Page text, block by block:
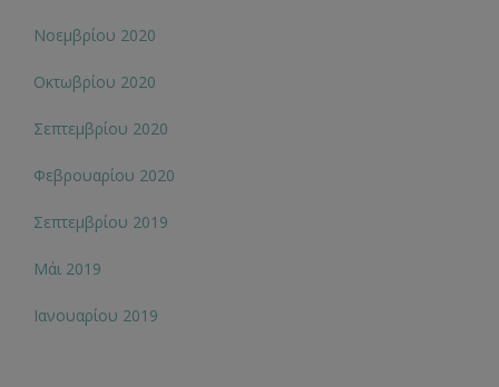
Νοεμβρίου 2020
Οκτωβρίου 2020
Σεπτεμβρίου 2020
Φεβρουαρίου 2020
Σεπτεμβρίου 2019
Μάι 2019
Ιανουαρίου 2019